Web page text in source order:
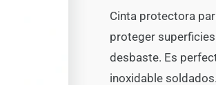
Cinta
Protectora
de
Acero
Inoxidable
de
Cinta protectora
proteger
desbaste. Es
inoxidable